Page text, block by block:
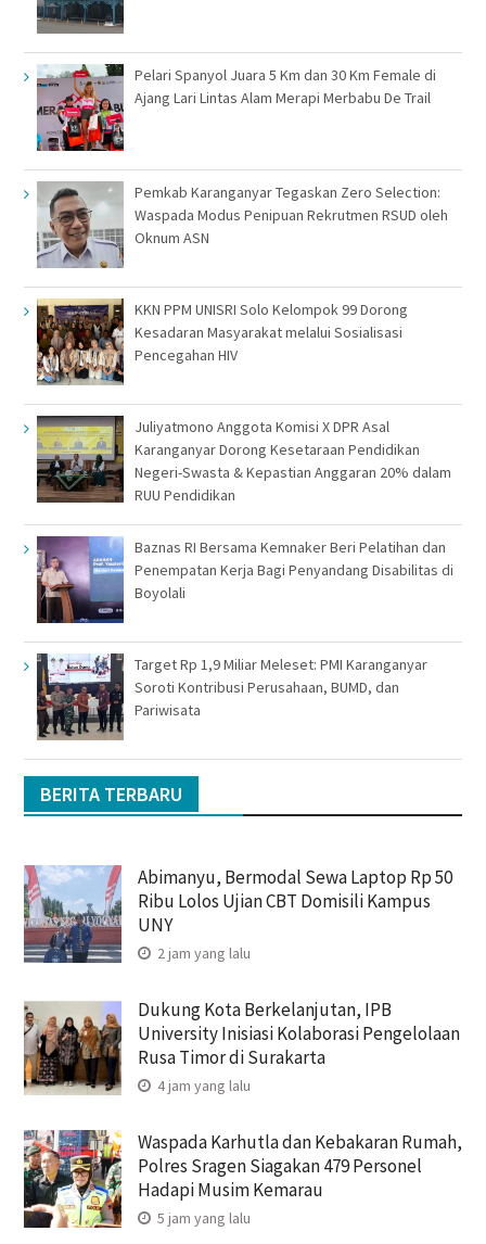
Pelari Spanyol Juara 5 Km dan 30 Km Female di
Ajang Lari Lintas Alam Merapi Merbabu De Trail
Pemkab Karanganyar Tegaskan Zero Selection:
Waspada Modus Penipuan Rekrutmen RSUD oleh
Oknum ASN
KKN PPM UNISRI Solo Kelompok 99 Dorong
Kesadaran Masyarakat melalui Sosialisasi
Pencegahan HIV
Juliyatmono Anggota Komisi X DPR Asal
Karanganyar Dorong Kesetaraan Pendidikan
Negeri-Swasta & Kepastian Anggaran 20% dalam
RUU Pendidikan
Baznas RI Bersama Kemnaker Beri Pelatihan dan
Penempatan Kerja Bagi Penyandang Disabilitas di
Boyolali
Target Rp 1,9 Miliar Meleset: PMI Karanganyar
Soroti Kontribusi Perusahaan, BUMD, dan
Pariwisata
BERITA TERBARU
Abimanyu, Bermodal Sewa Laptop Rp 50
Ribu Lolos Ujian CBT Domisili Kampus
UNY
2 jam yang lalu
Dukung Kota Berkelanjutan, IPB
University Inisiasi Kolaborasi Pengelolaan
Rusa Timor di Surakarta
4 jam yang lalu
Waspada Karhutla dan Kebakaran Rumah,
Polres Sragen Siagakan 479 Personel
Hadapi Musim Kemarau
5 jam yang lalu